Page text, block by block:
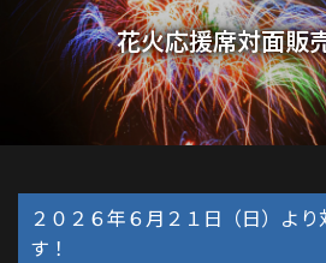
花火応援席対面販
２０２６年６月２１日（日）よ
す！